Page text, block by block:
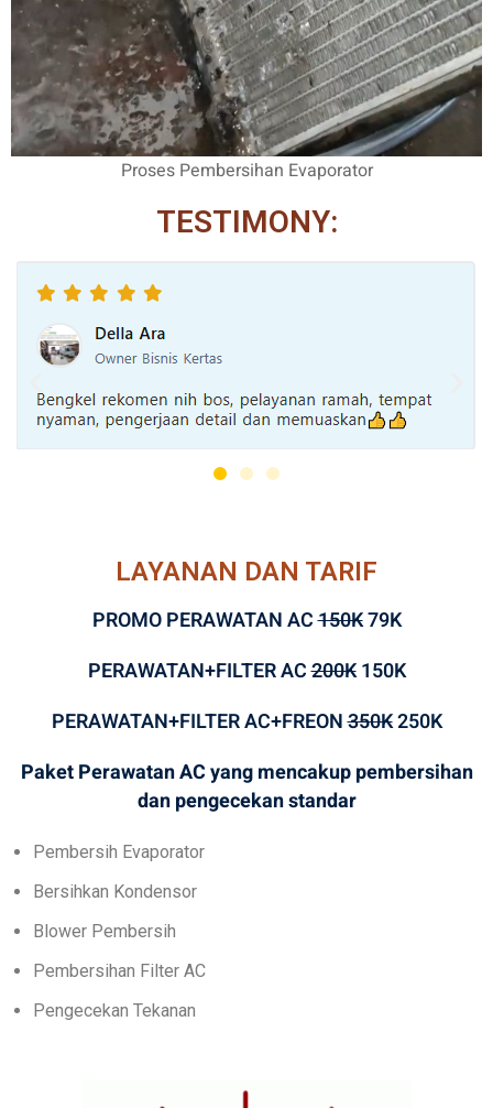
Proses Pembersihan Evaporator
TESTIMONY:
LAYANAN DAN TARIF
PROMO PERAWATAN AC150K79K
PERAWATAN+FILTER AC200K150K
PERAWATAN+FILTER AC+FREON350K250K
Paket Perawatan AC yang mencakup pembersihan
dan pengecekan standar
Pembersih Evaporator
Bersihkan Kondensor
Blower Pembersih
Pembersihan Filter AC
Pengecekan Tekanan